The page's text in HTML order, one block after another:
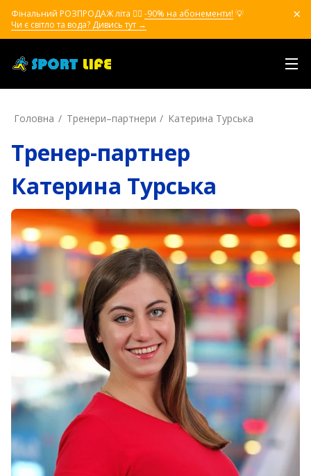
Фінальний РОЗПРОДАЖ літа ❤️‍🔥 -90% на абонементи! 💡
Чи є світло та вода? Дивись тут →
Головна Тренери–партнери Катерина Турська
Тренер-партнер
Катерина Турська